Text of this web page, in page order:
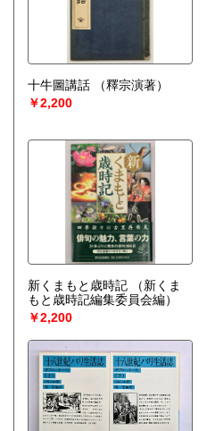
十牛圖講話
（釋宗演著）
￥2,200
新くまもと歳時記
（新くま
もと歳時記編集委員会編）
￥2,200